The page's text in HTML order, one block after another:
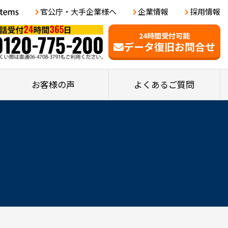
官公庁・大手企業様へ 企業情報 採用情報
24時間受付可能
データ復旧お問合せ
お客様の声 よくあるご質問